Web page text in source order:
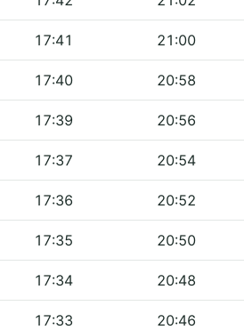
17:41 21:00
17:40 20:58
17:39 20:56
17:37 20:54
17:36 20:52
17:35 20:50
17:34 20:48
17:33 20:46